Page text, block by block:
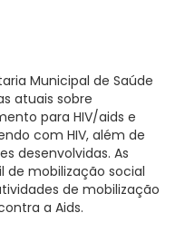
Municipal de Saúde
atuais sobre
para HIV/aids e
com HIV, além de
desenvolvidas. As
de mobilização social
de mobilização
a Aids.